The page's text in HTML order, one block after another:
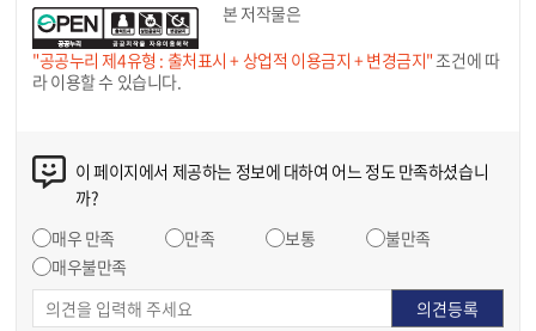
본 저작물은
"공공누리 제4유형 : 출처표시 + 상업적 이용금지 + 변경금지"조건에 따
라 이용할 수 있습니다.
이 페이지에서 제공하는 정보에 대하여 어느 정도 만족하셨습니
까?
매우 만족
만족 보통
불만족
매우불만족